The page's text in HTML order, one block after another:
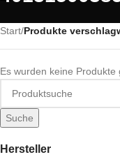
Hersteller
Start/Produkte
Es wurden keine Produkte
Suche